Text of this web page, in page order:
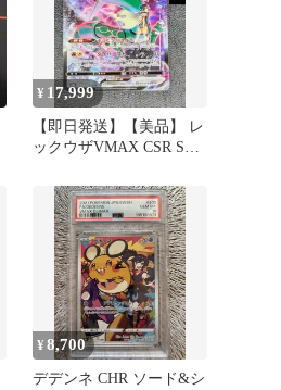
¥ 17,999
【即日発送】【美品】 レ
ックウザVMAX CSR S8b
¥8,700
デデンネ CHR ソード&シ